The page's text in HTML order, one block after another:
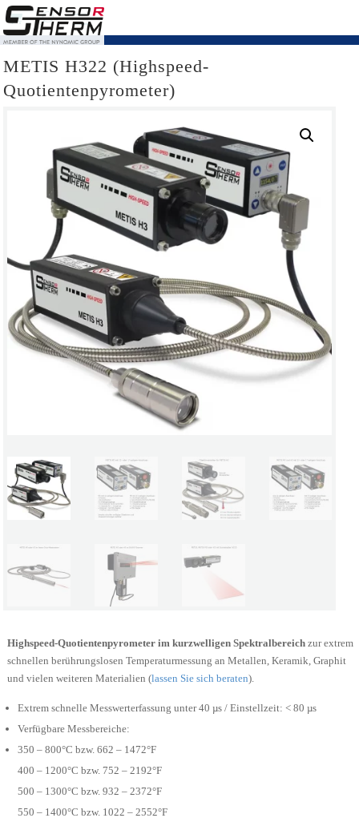
METIS H322 (Highspeed-
Quotientenpyrometer)
Highspeed-Quotientenpyrometer im kurzwelligen Spektralbereich zur extrem
schnellen berührungslosen Temperaturmessung an Metallen, Keramik, Graphit
und vielen weiteren Materialien (lassen Sie sich beraten).
Extrem schnelle Messwerterfassung unter 40 µs / Einstellzeit: < 80 µs
Verfügbare Messbereiche:
350 – 800°C bzw. 662 – 1472°F
400 – 1200°C bzw. 752 – 2192°F
500 – 1300°C bzw. 932 – 2372°F
550 – 1400°C bzw. 1022 – 2552°F